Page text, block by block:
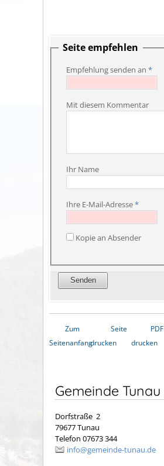
Seite empfehlen
Empfehlung senden an *
Mit diesem Kommentar
Ihr Name
Ihre E-Mail-Adresse*
Kopie an Absender
Zum
Seitenanfang
Seite
drucken
PDF
drucken
Gemeinde Tunau
Dorfstraße 2
79677 Tunau
Telefon 07673 344
info@gemeinde-tunau.de